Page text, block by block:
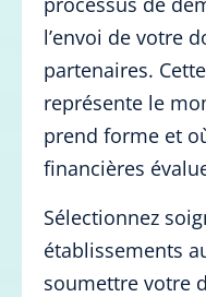
l’envoi de votre
partenaires.
représente le
prend forme et
financières
Sélectionnez
établissements
soumettre votre